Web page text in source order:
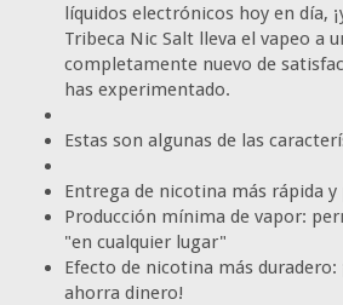
líquidos electrónicos hoy en día,
Tribeca Nic Salt lleva el vapeo a
completamente nuevo de
has experimentado.
Estas son algunas de las
Entrega de nicotina más rápida
Producción mínima de vapor:
"en cualquier lugar"
Efecto de nicotina más duradero:
ahorra dinero!